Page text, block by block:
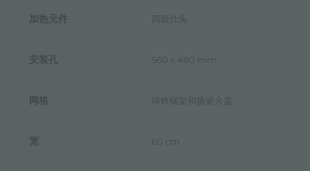
加热元件 四眼灶头
安装孔 560 x 480 mm
网格 铸铁锅架和搪瓷火盖
宽 60 cm